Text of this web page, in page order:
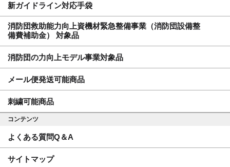
新ガイドライン対応手袋
消防団救助能力向上資機材緊急整備事業（消防団設備整
備費補助金） 対象品
消防団の力向上モデル事業対象品
メール便発送可能商品
刺繍可能商品
コンテンツ
よくある質問Q＆A
サイトマップ